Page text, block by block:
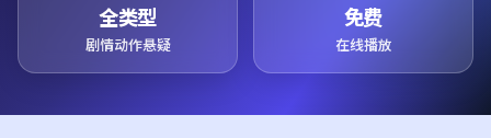
全类型
剧情动作悬疑
免费
在线播放